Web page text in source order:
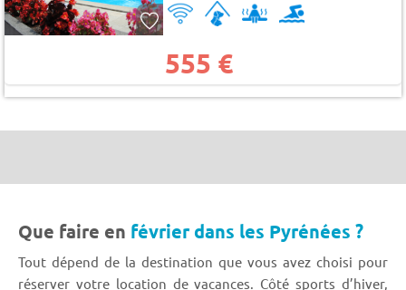
555 €
Que faire en février dans les Pyrénées ?
Tout dépend de la destination que vous avez choisi pour
réserver votre location de vacances. Côté sports d’hiver,